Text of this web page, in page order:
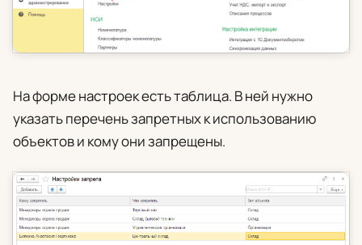
На форме настроек есть таблица. В ней нужно
указать перечень запретных к использованию
объектов и кому они запрещены.